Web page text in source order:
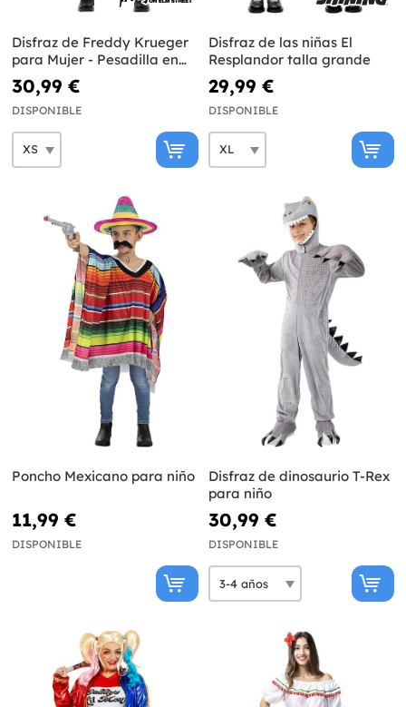
Disfraz de Freddy Krueger
para Mujer - Pesadilla en
Elm Street
30,99 €
DISPONIBLE
Disfraz de las niñas El
Resplandor talla grande
29,99 €
DISPONIBLE
Poncho Mexicano para niño
11,99 €
DISPONIBLE
Disfraz de dinosaurio T-Rex
para niño
30,99 €
DISPONIBLE